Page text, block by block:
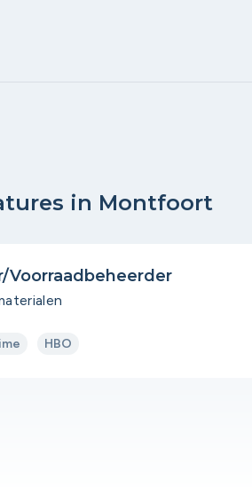
in Montfoort
Voorraadbeheerder
HBO